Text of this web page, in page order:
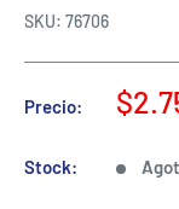
SKU: 76706
Precio:
Stock: